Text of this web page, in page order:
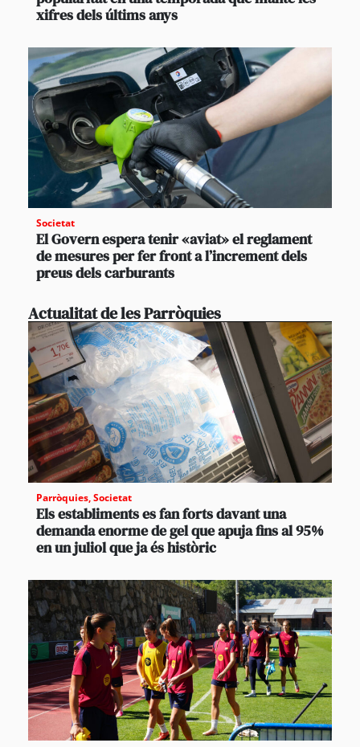
xifres dels últims anys
Societat
El Govern espera tenir «aviat» el reglament
de mesures per fer front a l’increment dels
preus dels carburants
Actualitat de les Parròquies
Parròquies,Societat
Els establiments es fan forts davant una
demanda enorme de gel que apuja fins al 95%
en un juliol que ja és històric